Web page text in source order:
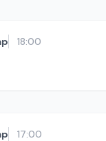
18:00
17:00